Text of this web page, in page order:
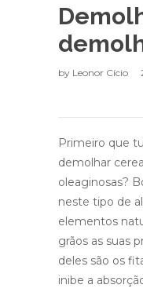
by Leonor Cício
Primeiro que
demolhar
oleaginosas?
neste tipo de
elementos
grãos as suas
deles são os
inibe a